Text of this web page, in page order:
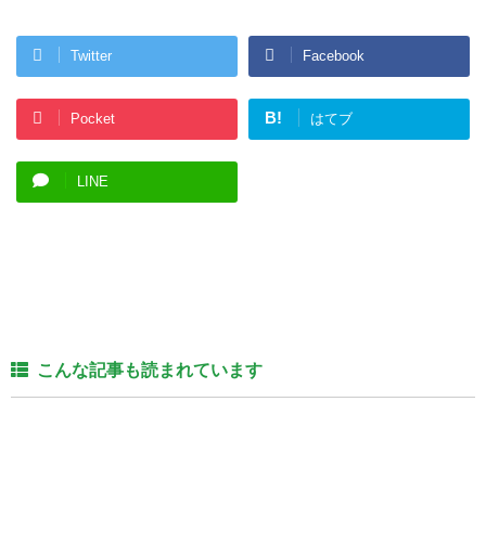
Twitter Facebook
Pocket B! はてブ
LINE
こんな記事も読まれています